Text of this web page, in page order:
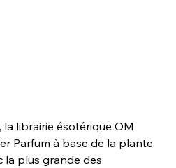
la librairie ésotérique OM
Parfum à base de la plante
la plus grande des